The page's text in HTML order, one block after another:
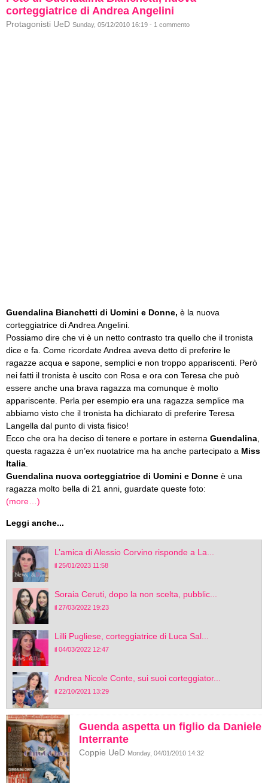
corteggiatrice di Andrea Angelini
Protagonisti UeD Sunday, 05/12/2010 16:19 - 1 commento
Guendalina Bianchetti di Uomini e Donne, è la nuova
corteggiatrice di Andrea Angelini.
Possiamo dire che vi è un netto contrasto tra quello che il tronista
dice e fa. Come ricordate Andrea aveva detto di preferire le
ragazze acqua e sapone, semplici e non troppo appariscenti. Però
nei fatti il tronista è uscito con Rosa e ora con Teresa che può
essere anche una brava ragazza ma comunque è molto
appariscente. Perla per esempio era una ragazza semplice ma
abbiamo visto che il tronista ha dichiarato di preferire Teresa
Langella dal punto di vista fisico!
Ecco che ora ha deciso di tenere e portare in esterna Guendalina
questa ragazza è un’ex nuotatrice ma ha anche partecipato a Miss
Italia
Guendalina nuova corteggiatrice di Uomini e Donne è una
ragazza molto bella di 21 anni, guardate queste foto:
(more…)
Leggi anche...
L’amica di Alessio Corvino risponde a La...
il 25/01/2023 11:58
Soraia Ceruti, dopo la non scelta, pubblic...
il 27/03/2022 19:23
Lilli Pugliese, corteggiatrice di Luca Sal...
il 04/03/2022 12:47
Andrea Nicole Conte, sui suoi corteggiator...
il 22/10/2021 13:29
Guenda aspetta un figlio da Daniele
Interrante
Coppie UeD Monday, 04/01/2010 14:32